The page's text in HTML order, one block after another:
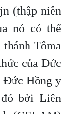
(thập niên
nó có thể
Tôma
của Đức
Đức Hồng y
bởi Liên